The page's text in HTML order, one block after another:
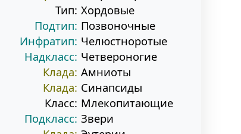
Тип: Хордовые
Подтип: Позвоночные
Инфратип: Челюстноротые
Надкласс: Четвероногие
Клада: Амниоты
Клада: Синапсиды
Класс: Млекопитающие
Подкласс: Звери